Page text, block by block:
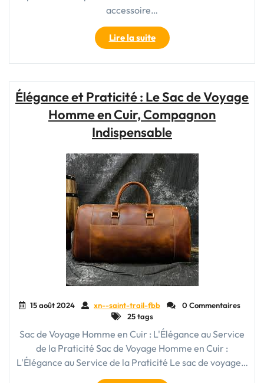
accessoire…
Lire la suite"Le
Chic
Sac
en
Cuir
:
L’Accessoire
Indispensable
pour
Vos
Escapades"
Élégance et Praticité : Le Sac de Voyage
Homme en Cuir, Compagnon
Indispensable
15 août 2024 xn--saint-trail-fbb
0 Commentaires
25 tags
Sac de Voyage Homme en Cuir : L'Élégance au Service
de la Praticité Sac de Voyage Homme en Cuir :
L'Élégance au Service de la Praticité Le sac de voyage…